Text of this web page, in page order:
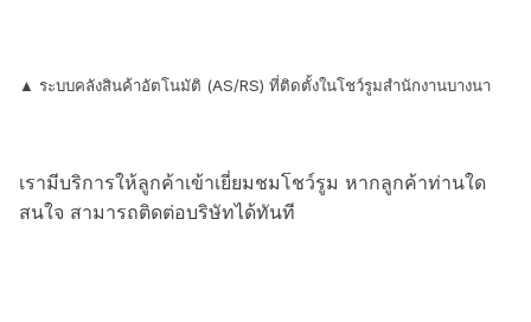
▲ ระบบคลังสินค้าอัตโนมัติ (AS/RS) ที่ติดตั้งในโชว์รูมสำนักงานบางนา
เรามีบริการให้ลูกค้าเข้าเยี่ยมชมโชว์รูม หากลูกค้าท่านใด
สนใจ สามารถติดต่อบริษัทได้ทันที